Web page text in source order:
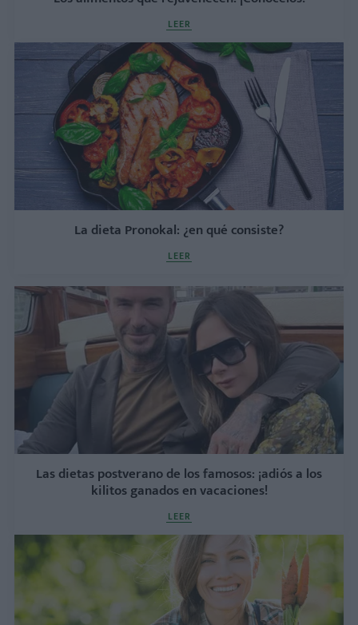
LEER
La dieta Pronokal: ¿en qué consiste?
LEER
Las dietas postverano de los famosos: ¡adiós a los
kilitos ganados en vacaciones!
LEER